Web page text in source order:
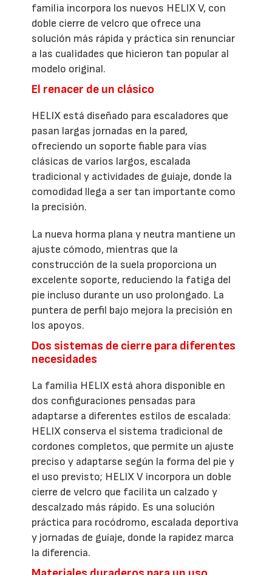
familia incorpora los nuevos HELIX V, con
doble cierre de velcro que ofrece una
solución más rápida y práctica sin renunciar
a las cualidades que hicieron tan popular al
modelo original.
El renacer de un clásico
HELIX está diseñado para escaladores que
pasan largas jornadas en la pared,
ofreciendo un soporte fiable para vías
clásicas de varios largos, escalada
tradicional y actividades de guíaje, donde la
comodidad llega a ser tan importante como
la precisión.
La nueva horma plana y neutra mantiene un
ajuste cómodo, mientras que la
construcción de la suela proporciona un
excelente soporte, reduciendo la fatiga del
pie incluso durante un uso prolongado. La
puntera de perfil bajo mejora la precisión en
los apoyos.
Dos sistemas de cierre para diferentes
necesidades
La familia HELIX está ahora disponible en
dos configuraciones pensadas para
adaptarse a diferentes estilos de escalada:
HELIX conserva el sistema tradicional de
cordones completos, que permite un ajuste
preciso y adaptarse según la forma del pie y
el uso previsto; HELIX V incorpora un doble
cierre de velcro que facilita un calzado y
descalzado más rápido. Es una solución
práctica para rocódromo, escalada deportiva
y jornadas de guíaje, donde la rapidez marca
la diferencia.